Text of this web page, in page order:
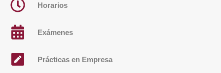
Horarios
Exámenes
Prácticas en Empresa